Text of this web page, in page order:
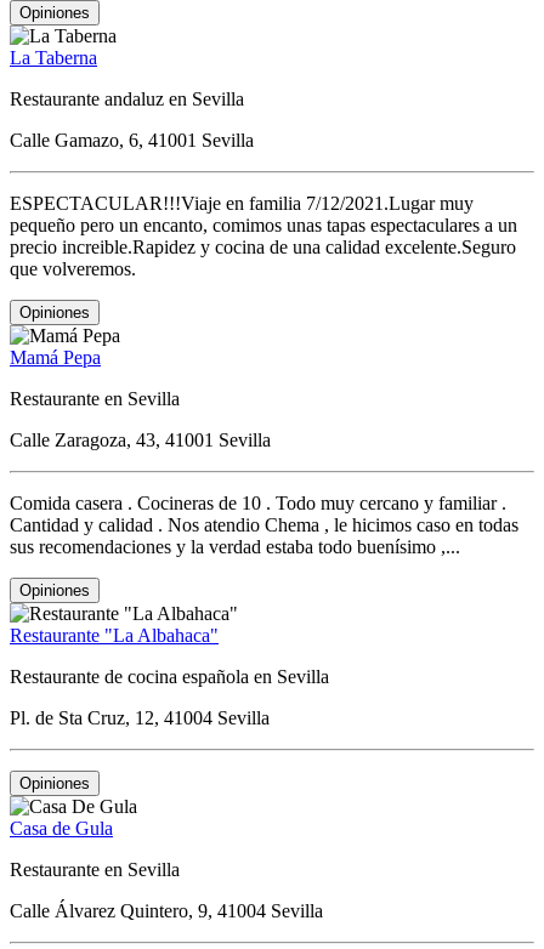
Opiniones
La Taberna
Restaurante andaluz en Sevilla
Calle Gamazo, 6, 41001 Sevilla
ESPECTACULAR!!!Viaje en familia 7/12/2021.Lugar muy
pequeño pero un encanto, comimos unas tapas espectaculares a un
precio increible.Rapidez y cocina de una calidad excelente.Seguro
que volveremos.
Opiniones
Mamá Pepa
Restaurante en Sevilla
Calle Zaragoza, 43, 41001 Sevilla
Comida casera . Cocineras de 10 . Todo muy cercano y familiar .
Cantidad y calidad . Nos atendio Chema , le hicimos caso en todas
sus recomendaciones y la verdad estaba todo buenísimo ,...
Opiniones
Restaurante "La Albahaca"
Restaurante de cocina española en Sevilla
Pl. de Sta Cruz, 12, 41004 Sevilla
Opiniones
Casa de Gula
Restaurante en Sevilla
Calle Álvarez Quintero, 9, 41004 Sevilla